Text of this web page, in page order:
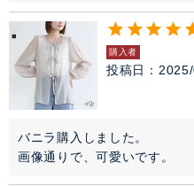
購入者
投稿日
バニラ購入しました。
画像通りで、可愛いです。